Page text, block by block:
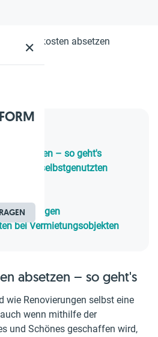
✕ absetzen
absetzen – so geht's
in der selbstgenutzten
Belastungen
bei Vermietungsobjekten
absetzen – so geht's
wie Renovierungen selbst eine
wenn mithilfe der
und Schönes geschaffen wird,